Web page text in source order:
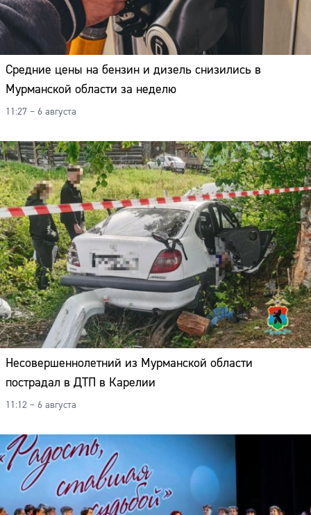
Средние цены на бензин и дизель снизились в
Мурманской области за неделю
11:27 – 6 августа
Несовершеннолетний из Мурманской области
пострадал в ДТП в Карелии
11:12 – 6 августа